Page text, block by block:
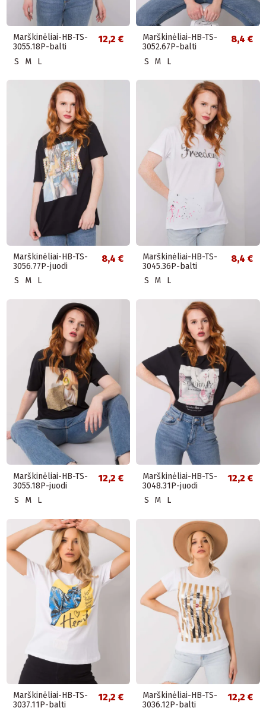
Marškinėliai-HB-TS-
3055.18P-balti
12,2 €
S M L
Marškinėliai-HB-TS-
3052.67P-balti
8,4 €
S M L
Marškinėliai-HB-TS-
3056.77P-juodi
8,4 €
S M L
Marškinėliai-HB-TS-
3045.36P-balti
8,4 €
S M L
Marškinėliai-HB-TS-
3055.18P-juodi
12,2 €
S M L
Marškinėliai-HB-TS-
3048.31P-juodi
12,2 €
S M L
Marškinėliai-HB-TS-
3037.11P-balti
12,2 €
Marškinėliai-HB-TS-
3036.12P-balti
12,2 €